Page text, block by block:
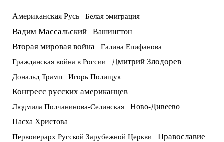
Американская Русь Белая эмиграция
Вадим Массальский Вашингтон
Вторая мировая война Галина Епифанова
Гражданская война в России Дмитрий Злодорев
Дональд Трамп Игорь Полищук
Конгресс русских американцев
Людмила Полчанинова-Селинская Ново-Дивеево
Пасха Христова
Первоиерарх Русской Зарубежной Церкви Православие